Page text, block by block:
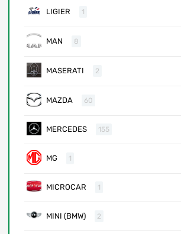
LIGIER 1
MAN 8
MASERATI 2
MAZDA 60
MERCEDES 155
MG 1
MICROCAR 1
MINI (BMW) 2